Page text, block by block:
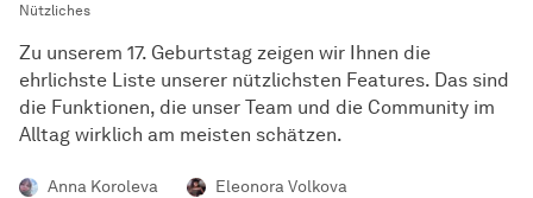
Nützliches
Zu unserem 17. Geburtstag zeigen wir Ihnen die
ehrlichste Liste unserer nützlichsten Features. Das sind
die Funktionen, die unser Team und die Community im
Alltag wirklich am meisten schätzen.
Anna Koroleva Eleonora Volkova